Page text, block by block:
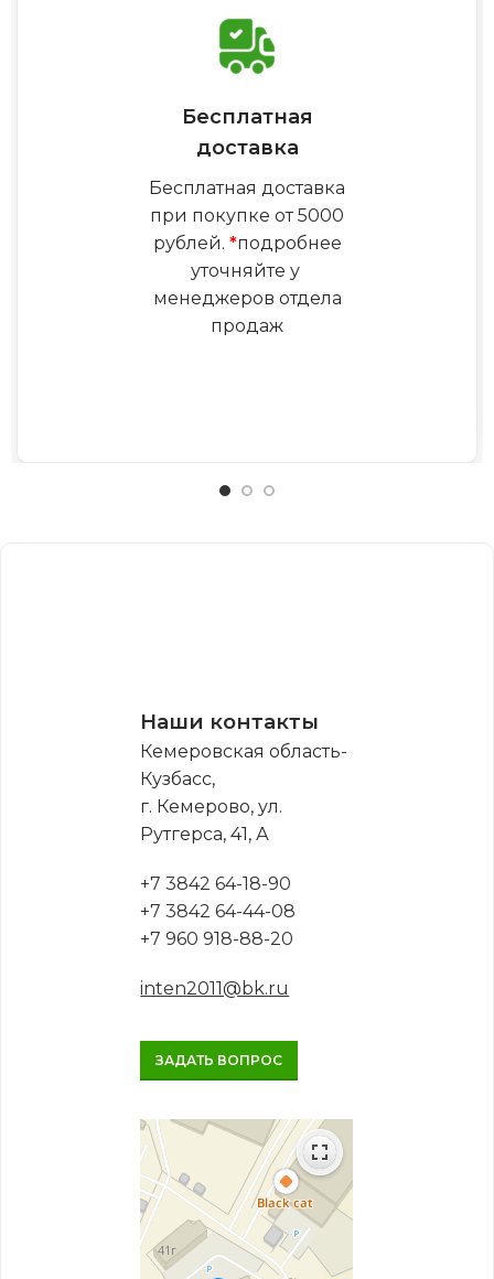
Бесплатная
доставка
Бесплатная доставка
при покупке от 5000
рублей. *подробнее
уточняйте у
менеджеров отдела
продаж
Наши контакты
Кемеровская область-
Кузбасс,
г. Кемерово, ул.
Рутгерса, 41, А
+7 3842 64-18-90
+7 3842 64-44-08
+7 960 918-88-20
inten2011@bk.ru
ЗАДАТЬ ВОПРОС